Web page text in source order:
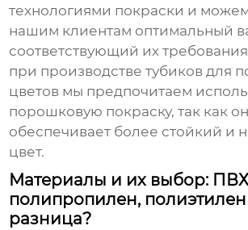
технологиями покраски и
нашим клиентам оптимальный
соответствующий их
при производстве тубиков для
цветов мы предпочитаем
порошковую покраску, так как
обеспечивает более стойкий и
цвет.
Материалы и их выбор:
полипропилен, полиэтилен
разница?